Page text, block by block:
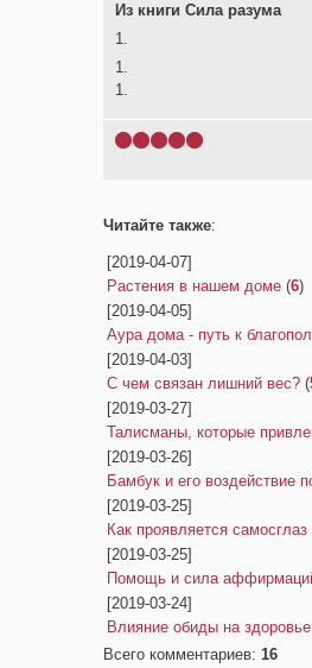
Из книги Сила разума
1.
1.
1.
Читайте также:
[2019-04-07]
Растения в нашем доме (6)
[2019-04-05]
Аура дома - путь к
[2019-04-03]
С чем связан лишний вес? (
[2019-03-27]
Талисманы, которые
[2019-03-26]
Бамбук и его воздействие
[2019-03-25]
Как проявляется самосглаз
[2019-03-25]
Помощь и сила
[2019-03-24]
Влияние обиды на здоровье
Всего комментариев: 16